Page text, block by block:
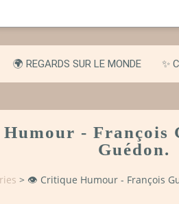
🌍 REGARDS SUR LE MONDE ✨
- François
Guédon.
> 👁️ Critique Humour - François